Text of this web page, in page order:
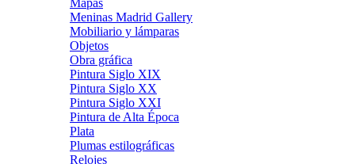
Mapas
Meninas Madrid Gallery
Mobiliario y lámparas
Objetos
Obra gráfica
Pintura Siglo XIX
Pintura Siglo XX
Pintura Siglo XXI
Pintura de Alta Época
Plata
Plumas estilográficas
Relojes